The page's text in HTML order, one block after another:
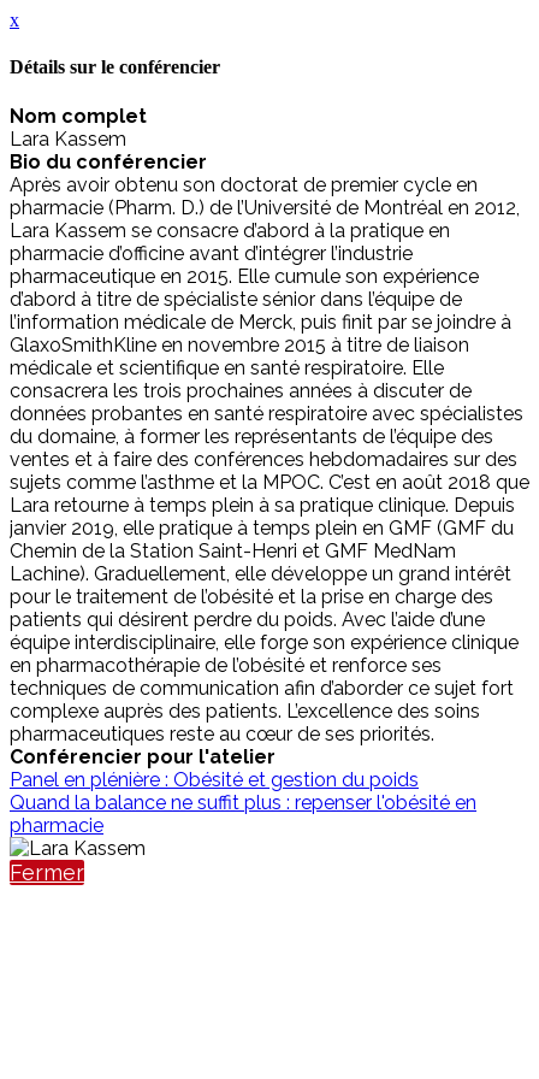
x
Détails sur le conférencier
Nom complet
Lara Kassem
Bio du conférencier
Après avoir obtenu son doctorat de premier cycle en
pharmacie (Pharm. D.) de l’Université de Montréal en 2012,
Lara Kassem se consacre d’abord à la pratique en
pharmacie d’officine avant d’intégrer l’industrie
pharmaceutique en 2015. Elle cumule son expérience
d’abord à titre de spécialiste sénior dans l’équipe de
l’information médicale de Merck, puis finit par se joindre à
GlaxoSmithKline en novembre 2015 à titre de liaison
médicale et scientifique en santé respiratoire. Elle
consacrera les trois prochaines années à discuter de
données probantes en santé respiratoire avec spécialistes
du domaine, à former les représentants de l’équipe des
ventes et à faire des conférences hebdomadaires sur des
sujets comme l’asthme et la MPOC. C’est en août 2018 que
Lara retourne à temps plein à sa pratique clinique. Depuis
janvier 2019, elle pratique à temps plein en GMF (GMF du
Chemin de la Station Saint-Henri et GMF MedNam
Lachine). Graduellement, elle développe un grand intérêt
pour le traitement de l’obésité et la prise en charge des
patients qui désirent perdre du poids. Avec l’aide d’une
équipe interdisciplinaire, elle forge son expérience clinique
en pharmacothérapie de l’obésité et renforce ses
techniques de communication afin d’aborder ce sujet fort
complexe auprès des patients. L’excellence des soins
pharmaceutiques reste au cœur de ses priorités.
Conférencier pour l'atelier
Panel en plénière : Obésité et gestion du poids
Quand la balance ne suffit plus : repenser l'obésité en
pharmacie
Fermer